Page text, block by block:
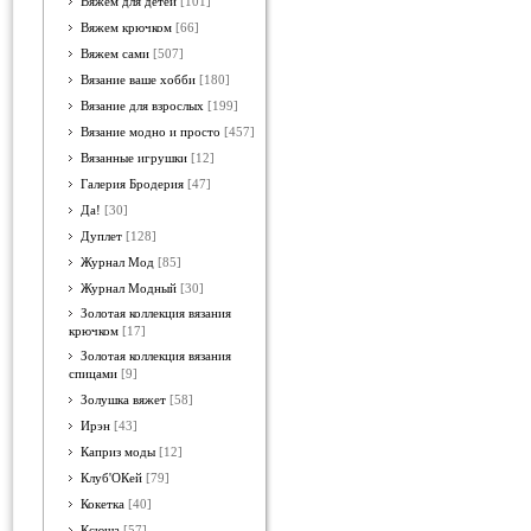
Вяжем крючком [66]
Вяжем сами [507]
Вязание ваше хобби [180]
Вязание для взрослых [199]
Вязание модно и просто [457]
Вязанные игрушки [12]
Галерия Бродерия [47]
Да! [30]
Дуплет [128]
Журнал Мод [85]
Журнал Модный [30]
Золотая коллекция вязания
крючком [17]
Золотая коллекция вязания
спицами [9]
Золушка вяжет [58]
Ирэн [43]
Каприз моды [12]
Клуб'ОКей [79]
Кокетка [40]